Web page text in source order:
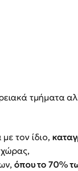
τμήματα
τον ίδιο,
όπου το 70%